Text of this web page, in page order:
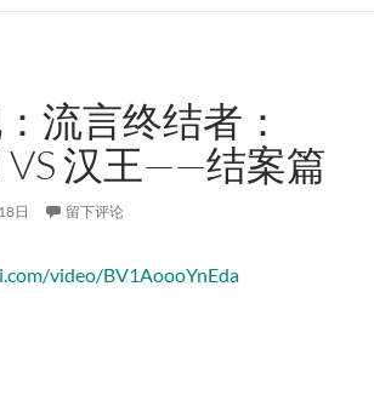
流言终结者：
汉王——结案篇
日 留下评论
video/BV1AoooYnEda